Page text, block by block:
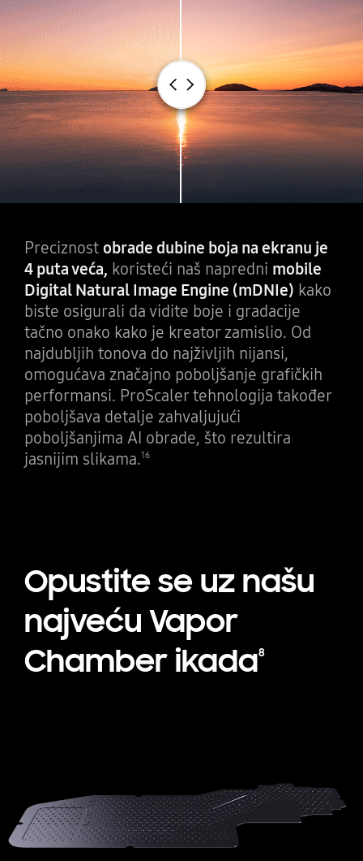
Preciznost obrade dubine boja na ekranu je
4 puta veća, koristeći naš napredni mobile
Digital Natural Image Engine (mDNIe) kako
biste osigurali da vidite boje i gradacije
tačno onako kako je kreator zamislio. Od
najdubljih tonova do najživljih nijansi,
omogućava značajno poboljšanje grafičkih
performansi. ProScaler tehnologija također
poboljšava detalje zahvaljujući
poboljšanjima AI obrade, što rezultira
jasnijim slikama.16
Pomjerite se lijevo od granice podijeljenog ekrana
Pomjerite se desno od granice
Opustite se uz našu
najveću Vapor
Chamber ikada8